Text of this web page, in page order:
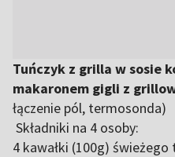
Tuńczyk z grilla w sosie
makaronem gigli z
łączenie pól, termosonda)
Składniki na 4 osoby:
4 kawałki (100g) świeżego